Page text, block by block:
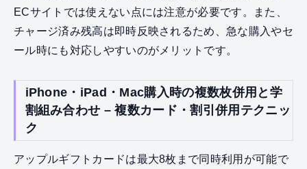
ECサイトでは使えない点には注意が必要です。また、
チャージ済み残高は即時反映されるため、急な購入やセ
ール時にも対応しやすいのがメリットです。
iPhone・iPad・Mac購入時の複数枚併用と学
割組み合わせ – 複数カード・割引併用テクニッ
ク
アップルギフトカードは最大8枚まで同時利用が可能で